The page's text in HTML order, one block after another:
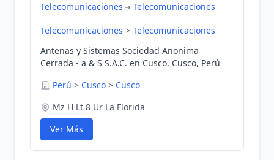
Telecomunicaciones Telecomunicaciones
Telecomunicaciones > Telecomunicaciones
Antenas y Sistemas Sociedad Anonima
Cerrada - a & S S.A.C. en Cusco, Cusco, Perú
Perú > Cusco > Cusco
Mz H Lt 8 Ur La Florida
Ver Más